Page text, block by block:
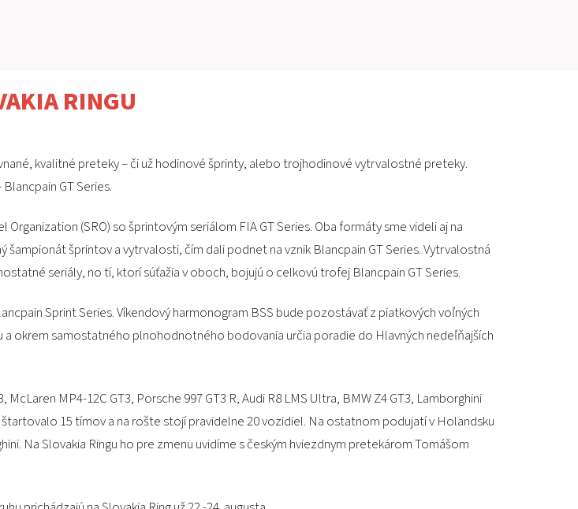
SK
EN
MAPA STRÁNKY
E-SHOP A VSTUPENKY
PRE FIRMY
RINGU
kvalitné preteky – či už hodinové šprinty, alebo trojhodinové vytrvalostné preteky.
GT Series.
(SRO) so šprintovým seriálom FIA GT Series. Oba formáty sme videli aj na
šprintov a vytrvalosti, čím dali podnet na vznik Blancpain GT Series. Vytrvalostná
seriály, no tí, ktorí súťažia v oboch, bojujú o celkovú trofej Blancpain GT Series.
Sprint Series. Víkendový harmonogram BSS bude pozostávať z piatkových voľných
okrem samostatného plnohodnotného bodovania určia poradie do Hlavných nedeľňajších
MP4-12C GT3, Porsche 997 GT3 R, Audi R8 LMS Ultra, BMW Z4 GT3, Lamborghini
štartovalo 15 tímov a na rošte stojí pravidelne 20 vozidiel. Na ostatnom podujatí v Holandsku
Na Slovakia Ringu ho pre zmenu uvidíme s českým hviezdnym pretekárom Tomášom